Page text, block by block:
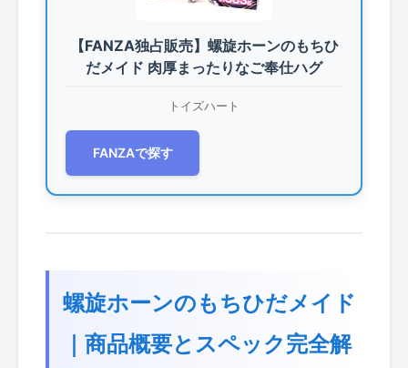
【FANZA独占販売】螺旋ホーンのもちひ
だメイド 肉厚まったりなご奉仕ハグ
トイズハート
FANZAで探す
螺旋ホーンのもちひだメイド
｜商品概要とスペック完全解